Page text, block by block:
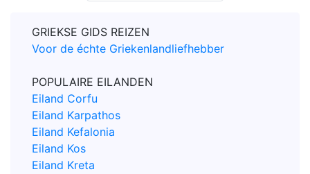
GRIEKSE GIDS REIZEN
Voor de échte Griekenlandliefhebber
POPULAIRE EILANDEN
Eiland Corfu
Eiland Karpathos
Eiland Kefalonia
Eiland Kos
Eiland Kreta